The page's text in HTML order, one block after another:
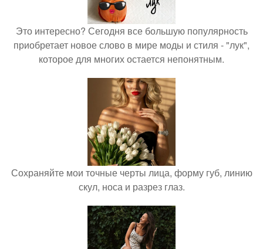
Это интересно? Сегодня все большую популярность
приобретает новое слово в мире моды и стиля - "лук",
которое для многих остается непонятным.
Сохраняйте мои точные черты лица, форму губ, линию
скул, носа и разрез глаз.